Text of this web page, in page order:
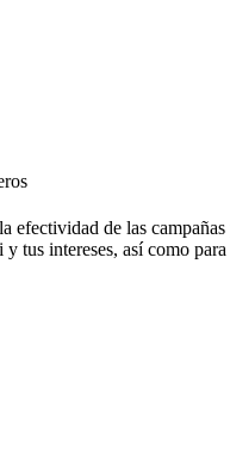
efectividad de las
tus intereses, así como